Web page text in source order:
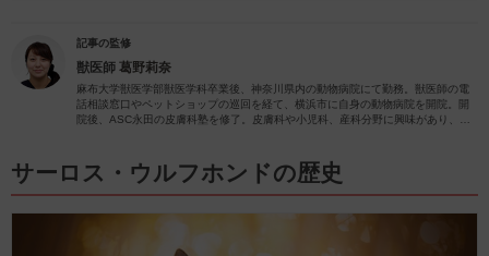
記事の監修
獣医師 葛野莉奈
麻布大学獣医学部獣医学科卒業後、神奈川県内の動物病院にて勤務。獣医師の電
話相談窓口やペットショップの巡回を経て、横浜市に自身の動物病院を開院。開
院後、ASC永田の皮膚科塾を修了。皮膚科や小児科、産科分野に興味があり、
サーロス・ウルフホンドの歴史